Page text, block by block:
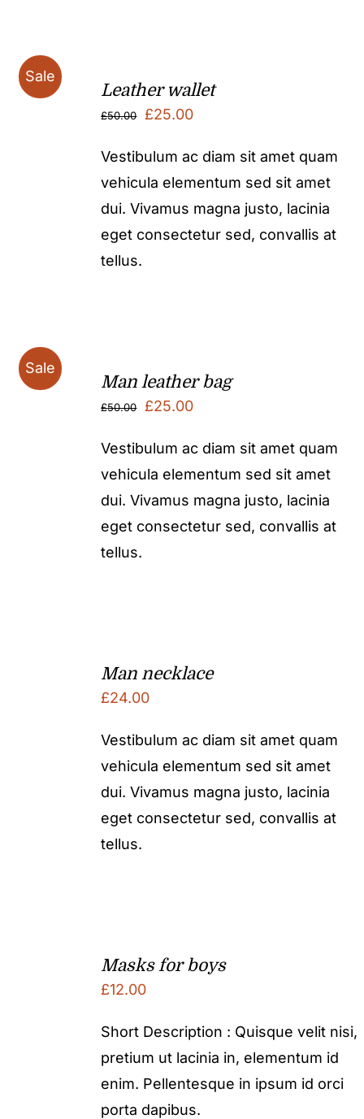
Sale
Leather wallet
£50.00
Original
was:
£50.00.
£25.00Current
is:
£25.00.
Vestibulum ac diam sit amet quam
vehicula elementum sed sit amet
dui. Vivamus magna justo, lacinia
eget consectetur sed, convallis at
tellus.
Sale
Man leather bag
£50.00
Original
was:
£50.00.
£25.00Current
is:
£25.00.
Vestibulum ac diam sit amet quam
vehicula elementum sed sit amet
dui. Vivamus magna justo, lacinia
eget consectetur sed, convallis at
tellus.
Man necklace
£24.00
Vestibulum ac diam sit amet quam
vehicula elementum sed sit amet
dui. Vivamus magna justo, lacinia
eget consectetur sed, convallis at
tellus.
Masks for boys
£12.00
Short Description : Quisque velit nisi,
pretium ut lacinia in, elementum id
enim. Pellentesque in ipsum id orci
porta dapibus.